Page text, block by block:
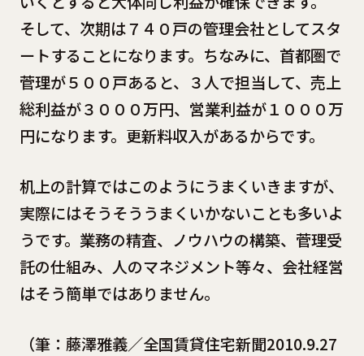
そして、次期は７４０戸の管理会社としてスタ
ートすることになります。ちなみに、首都圏で
菅理が５００戸あると、３人で担当して、売上
総利益が３０００万円、営業利益が１０００万
円になります。更新料収入があるからです。
机上の計算ではこのようにうまくいきますが、
実際にはそうそううまくいかないことも多いよ
うです。業務の精査、ノウハウの構築、菅理受
託の仕組み、人のマネジメント等々、会社経営
はそう簡単ではありません。
（筆：藤澤雅義／全国賃貸住宅新聞2010.9.27